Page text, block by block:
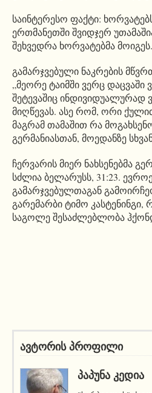
საინტერესო ფაქტი:
ერთმანეთში შვიდჯერ
შეხვედრა ხორვატებმა მოიგეს.
გამარჯვებული ნაკრების
„მეორე ტაიმში ვერც
შეტევაშიც
მიღწევას. ასე რომ, ორი
მაგრამ თამაშით რა
გერმანიასთან, მოედანზე
ჩერვარის მიერ ნახსენებმა
სძლია ბელარუსს, 31:23.
გამარჯვებულთაგან
გარემარბი ტიმო კასტენინგი,
საგოლე შესაძლებლობა
ავტორის პროფილი
ᲞᲐᲞᲣᲜᲐ ᲙᲔᲓᲘᲐ